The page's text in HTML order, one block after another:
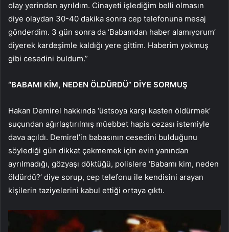
olay yerinden ayrıldım. Cinayeti işlediğim belli olmasın
diye olaydan 30-40 dakika sonra cep telefonuna mesaj
gönderdim. 3 gün sonra da ‘Babamdan haber alamıyorum’
diyerek kardeşimle kaldığı yere gittim. Haberim yokmuş
gibi cesedini buldum.”
“BABAMI KİM, NEDEN ÖLDÜRDÜ” DİYE SORMUŞ
Hakan Demirel hakkında ‘üstsoya karşı kasten öldürmek’
suçundan ağırlaştırılmış müebbet hapis cezası istemiyle
dava açıldı. Demirel’in babasının cesedini bulduğunu
söylediği gün dikkat çekmemek için evin yanından
ayrılmadığı, gözyaşı döktüğü, polislere ‘Babamı kim, neden
öldürdü?’ diye sorup, cep telefonu ile kendisini arayan
kişilerin taziyelerini kabul ettiği ortaya çıktı.